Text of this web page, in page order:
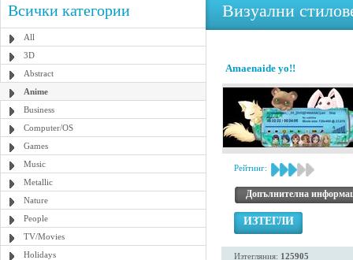
Всички категории
All
3D
Abstract
Anime
Business
Computer/OS
Games
Music
Metallic
Nature
People
TV/Movies
Holidays
Визуални
Amaenaide yo!!
Рейтинг:
Допълнителна
ИЗТЕГЛИ
Изтегляния: 125905